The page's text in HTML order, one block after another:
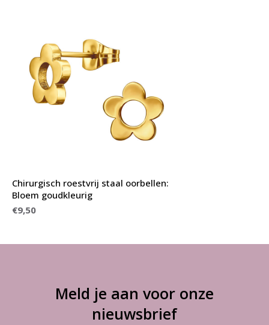
Chirurgisch roestvrij staal oorbellen:
Bloem goudkleurig
€9,50
Meld je aan voor onze
nieuwsbrief